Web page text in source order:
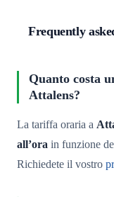
Frequently
Quanto costa
Attalens?
La tariffa oraria a
all’ora in funzione
Richiedete il vostro